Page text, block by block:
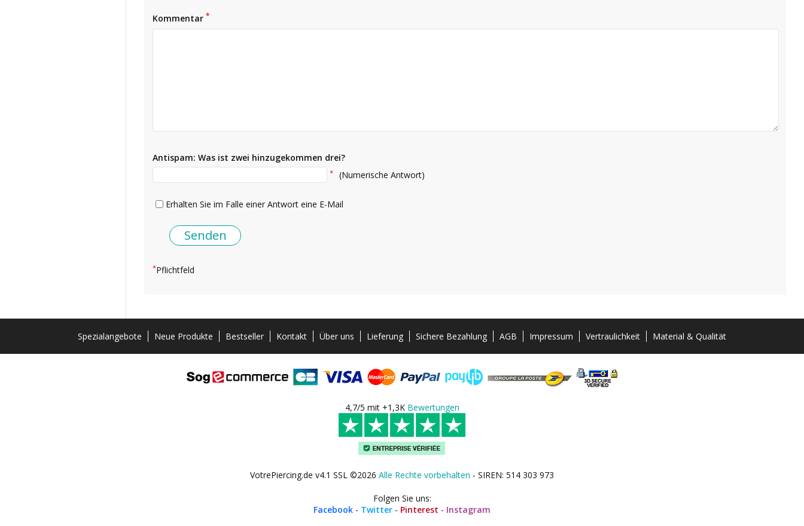
Kommentar *
Antispam: Was ist zwei hinzugekommen drei?
* (Numerische Antwort)
Erhalten Sie im Falle einer Antwort eine E-Mail
*Pflichtfeld
Spezialangebote Neue Produkte Bestseller Kontakt Über uns Lieferung Sichere Bezahlung AGB Impressum Vertraulichkeit Material & Qualität
4,7/5 mit +1,3K Bewertungen
VotrePiercing.de v4.1 SSL ©2026 Alle Rechte vorbehalten - SIREN: 514 303 973
Folgen Sie uns:
Facebook - Twitter - Pinterest - Instagram